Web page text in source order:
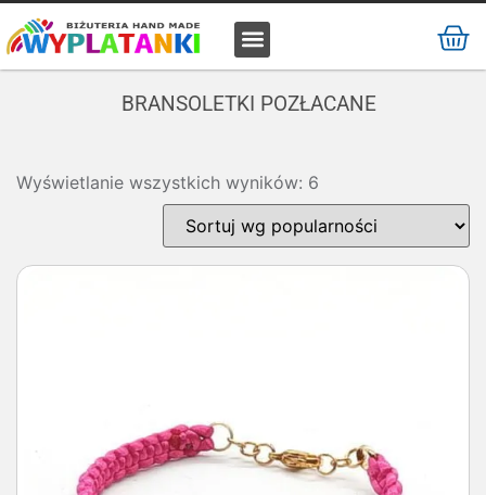
BRANSOLETKI POZŁACANE
Wyświetlanie wszystkich wyników: 6